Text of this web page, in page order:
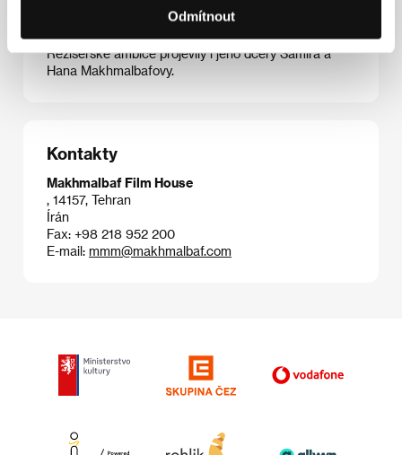
Odmítnout
(1996),Sokhout
(2001),Křik mravenců(2006),Prezident(2014).
Režisérské ambice projevily i jeho dcery Samira a
Hana Makhmalbafovy.
Kontakty
Makhmalbaf Film House
, 14157, Tehran
Írán
Fax: +98 218 952 200
E-mail: mmm@makhmalbaf.com